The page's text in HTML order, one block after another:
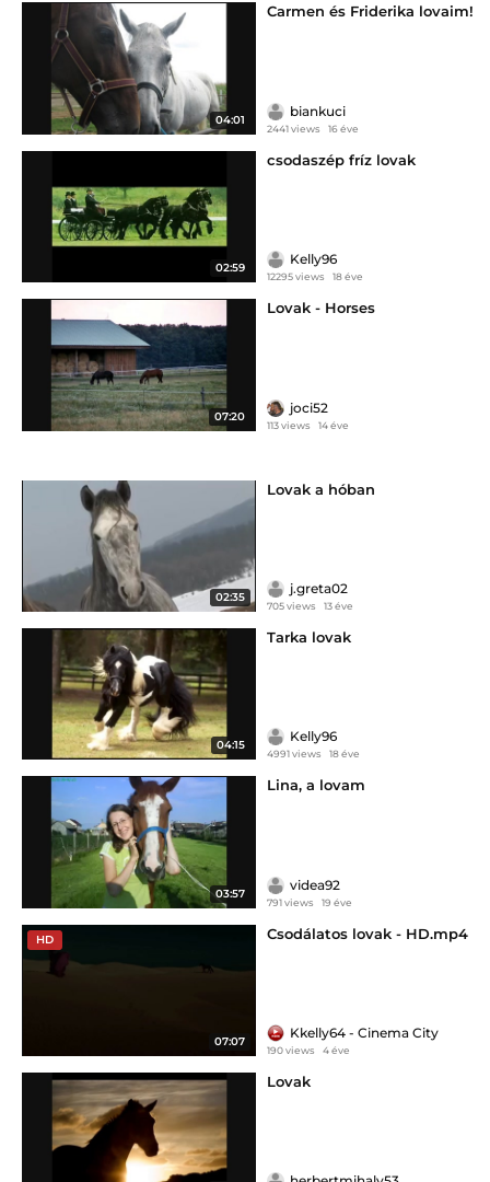
04:01
Carmen és Friderika lovaim!
biankuci
2441 views 16 éve
02:59
csodaszép fríz lovak
Kelly96
12295 views 18 éve
07:20
Lovak - Horses
joci52
113 views 14 éve
02:35
Lovak a hóban
j.greta02
705 views 13 éve
04:15
Tarka lovak
Kelly96
4991 views 18 éve
03:57
Lina, a lovam
videa92
791 views 19 éve
HD
07:07
Csodálatos lovak - HD.mp4
Kkelly64 - Cinema City
190 views 4 éve
Lovak